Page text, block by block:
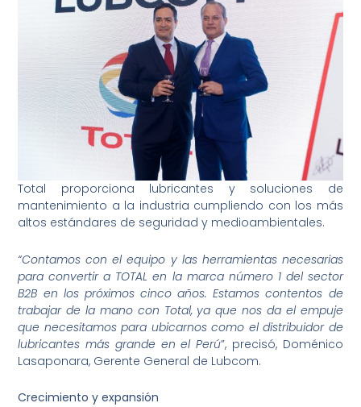
Total proporciona lubricantes y soluciones de
mantenimiento a la industria cumpliendo con los más
altos estándares de seguridad y medioambientales.
“Contamos con el equipo y las herramientas necesarias
para convertir a TOTAL en la marca número 1 del sector
B2B en los próximos cinco años. Estamos contentos de
trabajar de la mano con Total, ya que nos da el empuje
que necesitamos para ubicarnos como el distribuidor de
lubricantes más grande en el Perú”, precisó, Doménico
Lasaponara, Gerente General de Lubcom.
Crecimiento y expansión